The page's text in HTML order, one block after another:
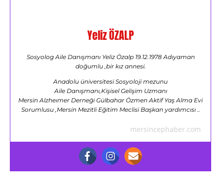
Yeliz ÖZALP
Sosyolog Aile Danışmanı Yeliz Özalp 19.12.1978 Adıyaman
doğumlu ,bir kız annesi.
Anadolu üniversitesi Sosyoloji mezunu
Aile Danışmanı,Kişisel Gelişim Uzmanı
Mersin Alzheımer Derneği Gülbahar Özmen Aktif Yaş Alma Evi
Sorumlusu ,Mersin Mezitli Eğitim Meclisi Başkan yardımcısı ..
mersincephaber.com